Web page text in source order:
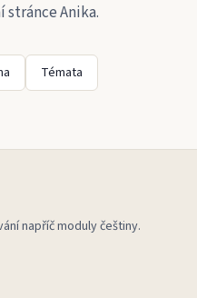
stránceAnika.
Témata
napříč moduly češtiny.